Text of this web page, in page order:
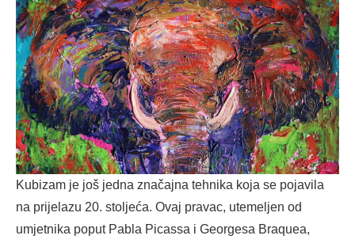
Kubizam je još jedna značajna tehnika koja se pojavila
na prijelazu 20. stoljeća. Ovaj pravac, utemeljen od
umjetnika poput Pabla Picassa i Georgesa Braquea,